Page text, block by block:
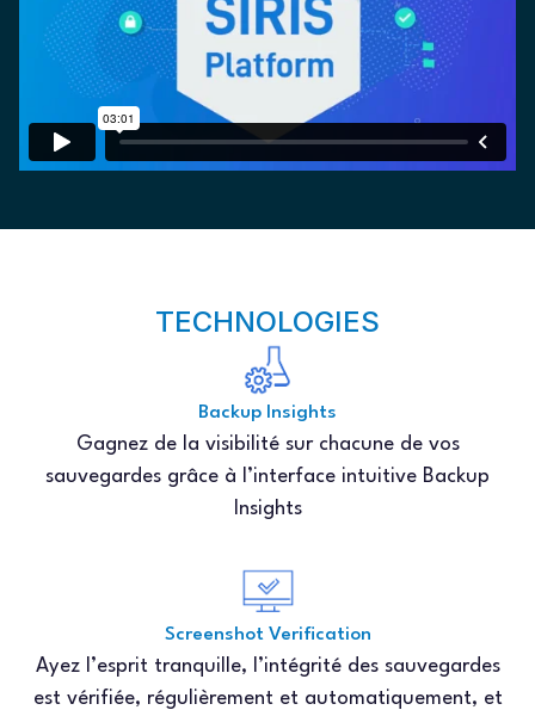
TECHNOLOGIES
Backup Insights
Gagnez de la visibilité sur chacune de vos
sauvegardes grâce à l’interface intuitive Backup
Insights
Screenshot Verification
Ayez l’esprit tranquille, l’intégrité des sauvegardes
est vérifiée, régulièrement et automatiquement, et